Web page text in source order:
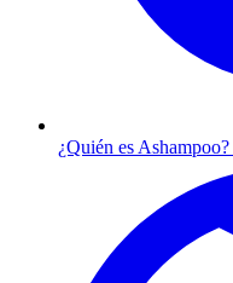
¿Quién es Ashampoo?